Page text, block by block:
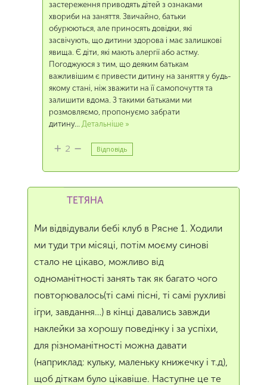
застереження приводять дітей з ознаками
хвориби на заняття. Звичайно, батьки
обурюються, але приносять довідки, які
засвічують, що дитини здорова і має залишкові
явища. Є діти, які мають алергії або астму.
Погоджуюся з тим, що деяким батькам
важливішим є привести дитину на заняття у будь-
якому стані, ніж зважити на її самопочуття та
залишити вдома. З такими батьками ми
розмовляємо, пропонуємо забрати
дитину… Детальніше »
2 Відповідь
ТЕТЯНА
Ми відвідували бебі клуб в Рясне 1. Ходили
ми туди три місяці, потім моєму синові
стало не цікаво, можливо від
одноманітності занять так як багато чого
повторювалось(ті самі пісні, ті самі рухливі
ігри, завдання…) в кінці давались завжди
наклейки за хорошу поведінку і за успіхи,
для різноманітності можна давати
(наприклад: кульку, маленьку книжечку і т.д),
щоб діткам було цікавіше. Наступне це те